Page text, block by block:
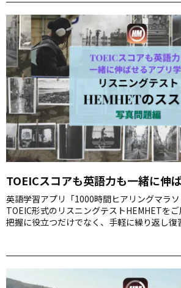
つかみましょう。
TOEICスコアも英語力も一緒に伸
英語学習アプリ「1000時間ヒアリングマラソ
TOEIC形式のリスニングテストHEMHETを
把握に役立つだけでなく、手軽に繰り返し復
く英語力向上とスコアアップを果たすこと
Part 1 の写真描写問題で、HEMHETを体験